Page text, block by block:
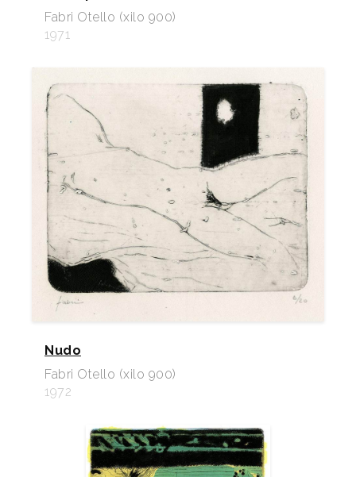
Fabri Otello (xilo 900)
1971
Nudo
Fabri Otello (xilo 900)
1972